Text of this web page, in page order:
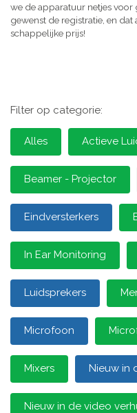
we de apparatuur netjes
gewenst de registratie, en
schappelijke prijs!
Filter op categorie:
Alles Actieve
Beamer - Projector
Eindversterkers
In Ear Monitoring
Luidsprekers
Microfoon
Mixers Nieuw in
Nieuw in de video